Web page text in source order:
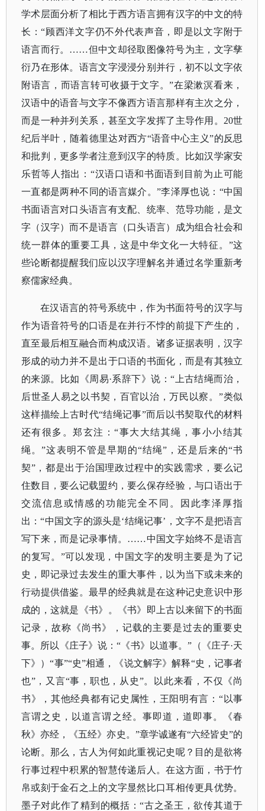
学术层面分析了相比于西方语言拥有汉字的中文的特
长：“顾西洋文字仍不外代表声音，即是以文字附于
语言而行。……但中文却径取图像符号为主，文字孳
衍乃在形体。语言文字浸浸分别并行，初不以文字依
附语言，而语言转可收摄于文字。”在梁漱溟看来，
汉语中的语音与文字不像西方语言那样有主次之分，
而是一种并列关系，甚至文字发挥了主导作用。20世
纪后半叶，随着德里达对西方“语音中心主义”的反思
和批判，更多学者注意到汉字的特质。比如汉学家安
乐哲等人指出：“汉语口语和书面语到目前为止可能
一直都是两种不同的语言媒介。”李泽厚也说：“中国
书面语言对口头语言有支配、统率、范导功能，是文
字（汉字）而不是语言（口头语言）成为组合社会和
统一群体的重要工具，这是中华文化一大特征。”这
些论断都提醒我们应以汉字理解名并通过名学重新考
察儒家经典。
在汉语言的符号系统中，作为书面符号的汉字与
作为语音符号的口语是在并行不悖的前提下产生的，
直至最后相互融合而构成汉语。诸多证据表明，汉字
形成的动力并不是出于口语的书面化，而是有其独立
的来源。比如《周易·系辞下》说：“上古结绳而治，
后世圣人易之以书契，百官以治，万民以察。”类似
这样描绘上古时代“结绳记事”而后以书契取代的材料
还有很多。郑玄注：“事大大结其绳，事小小结其
绳。”这表明不管是早期的“结绳”，还是后来的“书
契”，都是出于治国理政过程中的实践需求，要么记
住数目，要么记载盟约，要么保存经验，与口语出于
交流信息或情感的功能完全不同。因此李泽厚指
出：“中国文字的源头是‘结绳记事’，文字不是把语言
写下来，而是记录事情。……中国文字始终不是语言
的复写。”可以发现，中国文字的发明主要是为了记
史，即记录过去发生的重大事件，以为当下或未来的
行动提供借鉴。最早的经典就是在这种记史意识中形
成的，这就是《书》。《书》即上古以来留下的书面
记录，故称《尚书》，记载的主要是过去的重要史
事。所以《庄子》说：“《书》以道事。”（《庄子·天
下》）“事”“史”相通，《说文解字》解释“史，记事者
也”，又言“事，职也，从史”。以此来看，不仅《尚
书》，其他经典都有记史属性，王阳明有言：“以事
言谓之史，以道言谓之经。事即道，道即事。《春
秋》亦经，《五经》亦史。”章学诚遂有“六经皆史”的
论断。那么，古人为何如此重视记史呢？目的是欲将
行事过程中积累的智慧传递后人。在这方面，书于竹
帛或刻于金石之上的文字显然比口耳相传更具优势。
墨子对此作了精到的概括：“古之圣王，欲传其道于